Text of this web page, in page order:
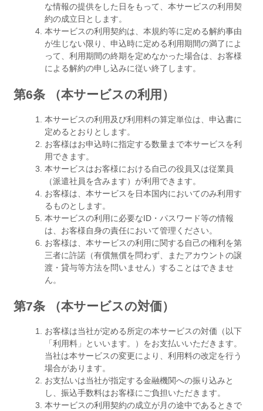
な情報の提供をした日をもって、本サービスの利用契
約の成立日とします。
本サービスの利用契約は、本規約等に定める解約事由
が生じない限り、申込時に定める利用期間の満了によ
って、利用期間の終期を定めなかった場合は、お客様
による解約の申し込みに従い終了します。
第6条 （本サービスの利用）
本サービスの利用及び利用料の算定単位は、申込書に
定めるとおりとします。
お客様はお申込時に指定する数量まで本サービスを利
用できます。
本サービスはお客様における自己の役員又は従業員
（派遣社員を含みます）が利用できます。
お客様は、本サービスを日本国内においてのみ利用す
るものとします。
本サービスの利用に必要なID・パスワード等の情報
は、お客様自身の責任において管理ください。
お客様は、本サービスの利用に関する自己の権利を第
三者に許諾（有償無償を問わず、またアカウントの譲
渡・貸与等方法を問いません）することはできませ
ん。
第7条 （本サービスの対価）
お客様は当社が定める所定の本サービスの対価（以下
「利用料」といいます。）をお支払いいただきます。
当社は本サービスの変更により、利用料の改定を行う
場合があります。
お支払いは当社が指定する金融機関への振り込みと
し、振込手数料はお客様にご負担いただきます。
本サービスの利用契約の成立が月の途中であるときで